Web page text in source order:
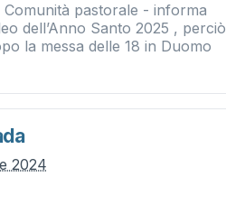
pastorale - informa
dell’Anno Santo 2025 , perciò
la messa delle 18 in Duomo
2024